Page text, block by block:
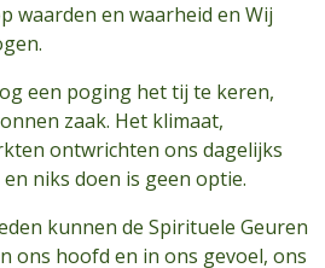
waarden en waarheid en Wij
een poging het tij te keren,
zaak. Het klimaat,
ontwrichten ons dagelijks
niks doen is geen optie.
kunnen de Spirituele Geuren
ons hoofd en in ons gevoel, ons